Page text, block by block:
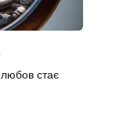
любов стає